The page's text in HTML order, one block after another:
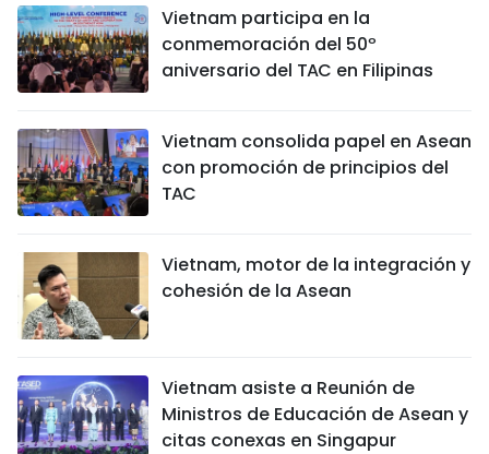
Vietnam participa en la
conmemoración del 50º
aniversario del TAC en Filipinas
Vietnam consolida papel en Asean
con promoción de principios del
TAC
Vietnam, motor de la integración y
cohesión de la Asean
Vietnam asiste a Reunión de
Ministros de Educación de Asean y
citas conexas en Singapur